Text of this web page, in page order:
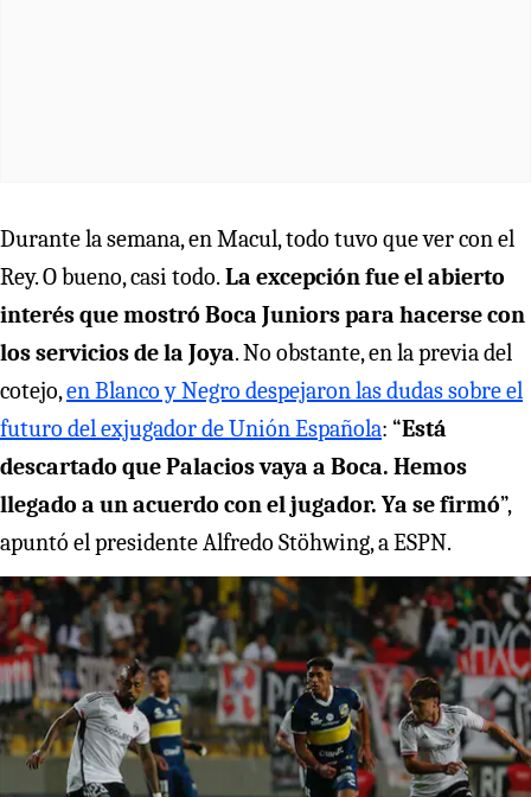
Durante la semana, en Macul, todo tuvo que ver con el
Rey. O bueno, casi todo. La excepción fue el abierto
interés que mostró Boca Juniors para hacerse con
los servicios de la Joya. No obstante, en la previa del
cotejo,en Blanco y Negro despejaron las dudas sobre el
futuro del exjugador de Unión Española: “Está
descartado que Palacios vaya a Boca. Hemos
llegado a un acuerdo con el jugador. Ya se firmó”,
apuntó el presidente Alfredo Stöhwing, a ESPN.